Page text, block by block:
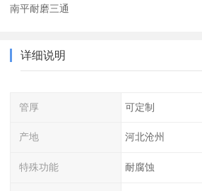
南平耐磨三通
详细说明
管厚 可定制
产地 河北沧州
特殊功能 耐腐蚀